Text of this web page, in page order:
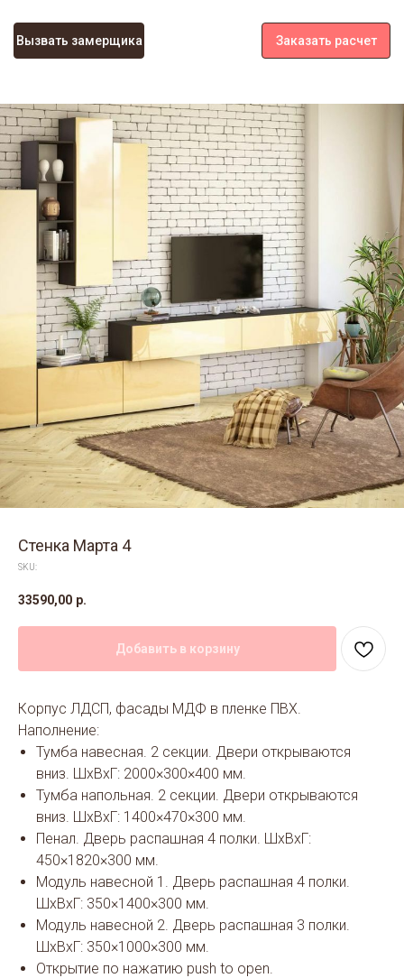
Заказать расчет
Вызвать замерщика
Стенка Марта 4
SKU:
33590,00 р.
Добавить в корзину
Корпус ЛДСП, фасады МДФ в пленке ПВХ.
Наполнение:
Тумба навесная. 2 секции. Двери открываются
вниз. ШхВхГ: 2000×300×400 мм.
Тумба напольная. 2 секции. Двери открываются
вниз. ШхВхГ: 1400×470×300 мм.
Пенал. Дверь распашная 4 полки. ШхВхГ:
450×1820×300 мм.
Модуль навесной 1. Дверь распашная 4 полки.
ШхВхГ: 350×1400×300 мм.
Модуль навесной 2. Дверь распашная 3 полки.
ШхВхГ: 350×1000×300 мм.
Открытие по нажатию push to open.